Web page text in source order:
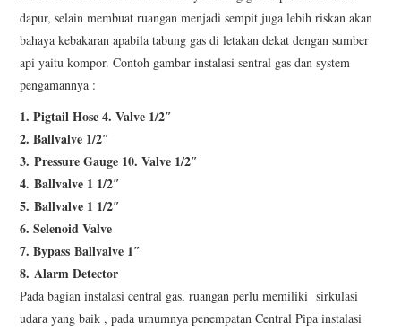
dapur, selain membuat ruangan menjadi sempit juga lebih riskan akan
bahaya kebakaran apabila tabung gas di letakan dekat dengan sumber
api yaitu kompor. Contoh gambar instalasi sentral gas dan system
pengamannya :
1.Pigtail Hose 4. Valve 1/2″
2. Ballvalve 1/2″
3.Pressure Gauge 10. Valve 1/2″
4.Ballvalve 1 1/2″
5.Ballvalve 1 1/2″
6. Selenoid Valve
7. BypassBallvalve 1″
8.Alarm Detector
Pada bagian instalasi central gas, ruangan perlu memiliki sirkulasi
udara yang baik , pada umumnya penempatan Central Pipa instalasi